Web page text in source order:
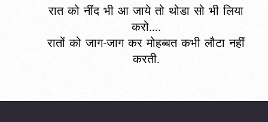
रात को नींद भी आ जाये तो थोडा सो भी लिया
करो….
रातों को जाग-जाग कर मोहब्बत कभी लौटा नहीं
करती.